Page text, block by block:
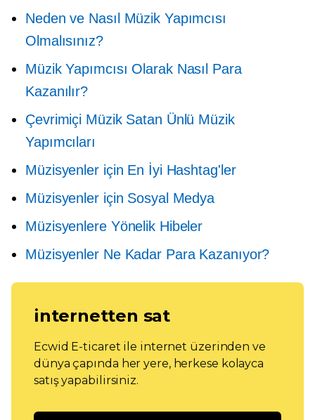
Neden ve Nasıl Müzik Yapımcısı
Olmalısınız?
Müzik Yapımcısı Olarak Nasıl Para
Kazanılır?
Çevrimiçi Müzik Satan Ünlü Müzik
Yapımcıları
Müzisyenler için En İyi Hashtag'ler
Müzisyenler için Sosyal Medya
Müzisyenlere Yönelik Hibeler
Müzisyenler Ne Kadar Para Kazanıyor?
internetten sat
Ecwid E-ticaret ile internet üzerinden ve
dünya çapında her yere, herkese kolayca
satış yapabilirsiniz.